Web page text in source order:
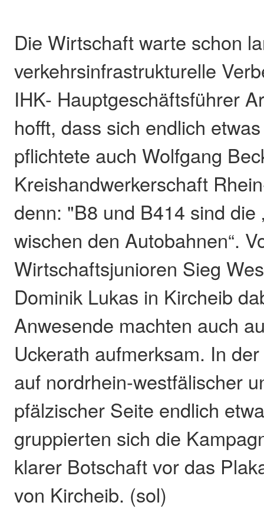
Die Wirtschaft warte schon
verkehrsinfrastrukturelle
IHK- Hauptgeschäftsführer
hofft, dass sich endlich
pflichtete auch Wolfgang
Kreishandwerkerschaft
denn: "B8 und B414 sind die
wischen den Autobahnen“.
Wirtschaftsjunioren Sieg
Dominik Lukas in Kircheib
Anwesende machten auch
Uckerath aufmerksam. In
auf nordrhein-westfälischer
pfälzischer Seite endlich
gruppierten sich die
klarer Botschaft vor das
von Kircheib. (sol)